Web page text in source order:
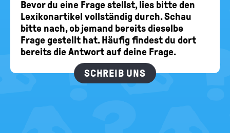
Bevor du eine Frage stellst, lies bitte den
Lexikonartikel vollständig durch. Schau
bitte nach, ob jemand bereits dieselbe
Frage gestellt hat. Häufig findest du dort
bereits die Antwort auf deine Frage.
SCHREIB UNS